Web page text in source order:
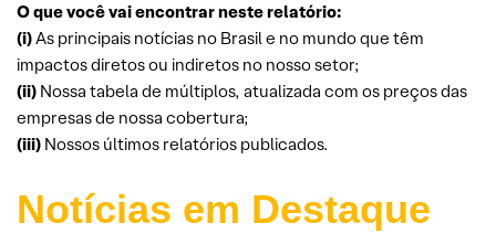
O que você vai encontrar neste relatório:
(i)As principais notícias no Brasil e no mundo que têm
impactos diretos ou indiretos no nosso setor;
(ii) Nossa tabela de múltiplos, atualizada com os preços das
empresas de nossa cobertura;
(iii) Nossos últimos relatórios publicados.
Notícias em Destaque